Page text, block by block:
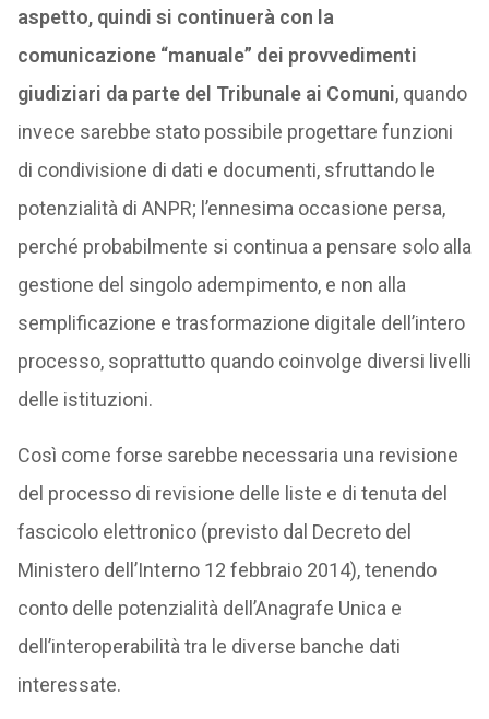
aspetto, quindi si continuerà con la
comunicazione “manuale” dei provvedimenti
giudiziari da parte del Tribunale ai Comuni, quando
invece sarebbe stato possibile progettare funzioni
di condivisione di dati e documenti, sfruttando le
potenzialità di ANPR; l’ennesima occasione persa,
perché probabilmente si continua a pensare solo alla
gestione del singolo adempimento, e non alla
semplificazione e trasformazione digitale dell’intero
processo, soprattutto quando coinvolge diversi livelli
delle istituzioni.
Così come forse sarebbe necessaria una revisione
del processo di revisione delle liste e di tenuta del
fascicolo elettronico (previsto dal Decreto del
Ministero dell’Interno 12 febbraio 2014), tenendo
conto delle potenzialità dell’Anagrafe Unica e
dell’interoperabilità tra le diverse banche dati
interessate.